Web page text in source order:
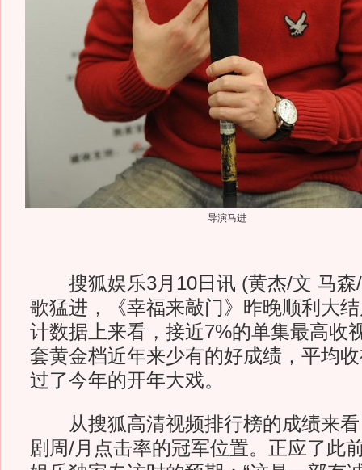
导演马进
搜狐娱乐3月10日讯 (黄杰/文 马森/
歌猛进，《幸福来敲门》昨晚顺利大
计数据上来看，接近7%的单集最高收
套黄金档近年来少有的好成绩，平均
过了今年的开年大戏。
从搜狐高清视频排行榜的成绩来看
剧周/月点击率的冠军位置。正应了此